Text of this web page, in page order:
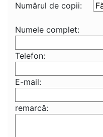
Numărul de copii:
Numele complet:
Telefon:
E-mail:
remarcă: